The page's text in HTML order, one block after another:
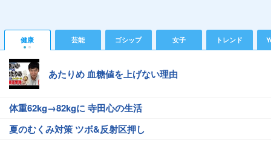
健康 芸能 ゴシップ 女子 トレンド
あたりめ 血糖値を上げない理由
体重62kg→82kgに 寺田心の生活
夏のむくみ対策 ツボ&反射区押し